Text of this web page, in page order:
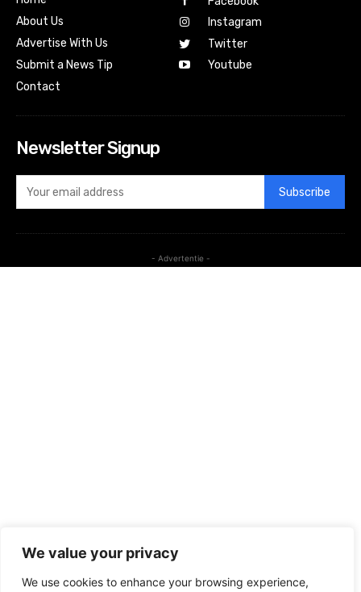
We value your privacy
We use cookies to enhance your browsing experience,
About Us
Advertise With Us
Submit a News Tip
Contact
Instagram
Twitter
Youtube
Newsletter Signup
Subscribe
- Advertentie -